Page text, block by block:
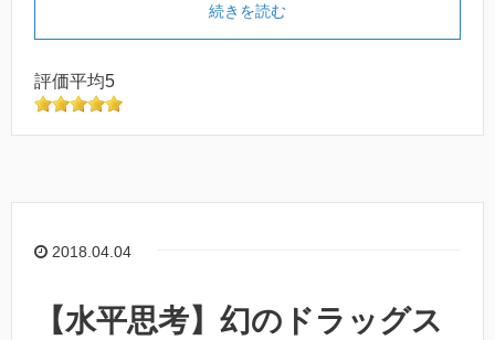
続きを読む
評価平均5
2018.04.04
【水平思考】幻のドラッグス